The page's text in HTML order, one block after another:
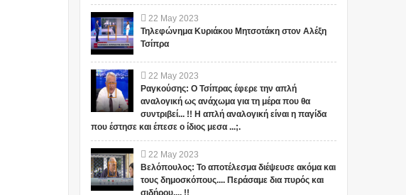
22 May 2023
Τηλεφώνημα Κυριάκου Μητσοτάκη στον Αλέξη
Τσίπρα
22 May 2023
Ραγκούσης: Ο Τσίπρας έφερε την απλή
αναλογική ως ανάχωμα για τη μέρα που θα
συντριβεί... !! Η απλή αναλογική είναι η παγίδα
που έστησε και έπεσε ο ίδιος μεσα ...;.
22 May 2023
Βελόπουλος: Το αποτέλεσμα διέψευσε ακόμα και
τους δημοσκόπους.... Περάσαμε δια πυρός και